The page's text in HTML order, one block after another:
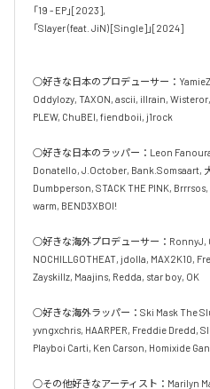
「19 - EP」[2023],
「Slayer (feat. JiN) [Single]」[2024]
○好きな日本のプロデューサー：
Oddylozy, TAXON, ascii, illrain,
PLEW, ChuBEI, fiendboii, j1rock
○好きな日本のラッパー：Leon
Donatello, J.October, Bank.Somsaart,
Dumbperson, STACK THE PINK,
warm, BEND3XBOI!
○好きな海外プロデューサー：RonnyJ,
NOCHILLGOTHEAT, jdolla, MAX2K10,
Zayskillz, Maajins, Redda, star boy, OK
○好きな海外ラッパー：Ski Mask The
yvngxchris, HAARPER, Freddie Dredd,
Playboi Carti, Ken Carson, Homixide
○その他好きなアーティスト：Marilyn